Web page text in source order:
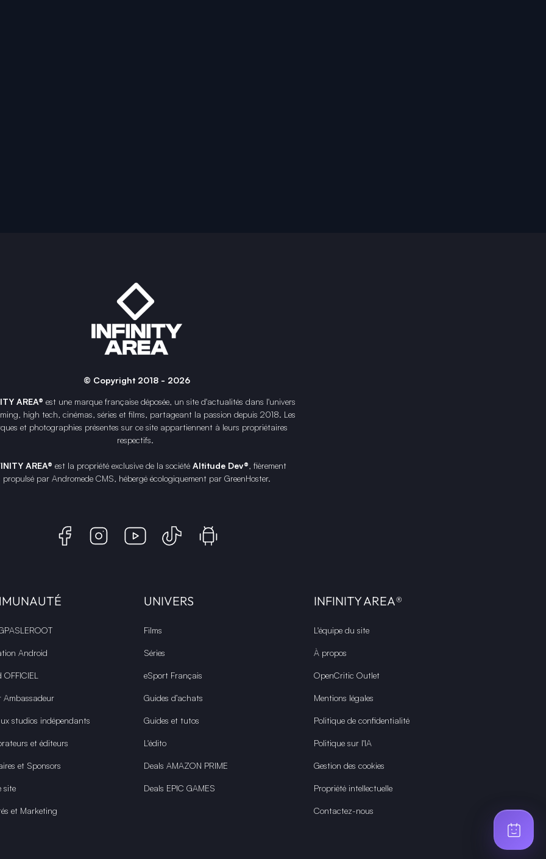
© Copyright 2018 - 2026
AREA® est une marque françaisedéposée, un site d'actualités dans l'univers
high tech, cinémas, séries et films, partageant la passion depuis 2018. Les
et photographies présentes sur ce site appartiennent à leurs propriétaires
respectifs.
AREA® est la propriété exclusive de la société Altitude Dev®, fièrement
propulsé par Andromede CMS, hébergé écologiquement par GreenHoster.
Android
Ambassadeur
studios indépendants
et éditeurs
et Sponsors
site
et Marketing
UNIVERS
Films
Séries
eSport Français
Guides d’achats
Guides et tutos
L'édito
Deals AMAZON PRIME
Deals EPIC GAMES
INFINITY AREA®
L'équipe du site
À propos
OpenCritic Outlet
Mentions légales
Politique de confidentialité
Politique sur l'IA
Gestion des cookies
Propriété intellectuelle
Contactez-nous